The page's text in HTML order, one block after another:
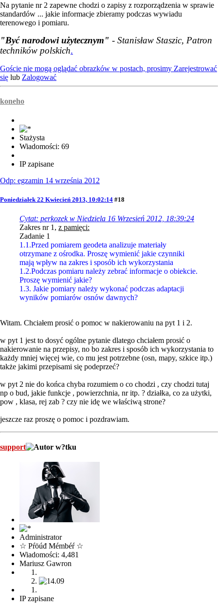
Na pytanie nr 2 zapewne chodzi o zapisy z rozporządzenia w sprawie
standardów ... jakie informacje zbieramy podczas wywiadu
terenowego i pomiaru.
"Być narodowi użytecznym" - Stanisław Staszic, Patron
techników polskich.
Goście nie mogą oglądać obrazków w postach, prosimy Zarejestrować
się lub Zalogować
koneho
Stażysta
Wiadomości: 69
IP zapisane
Odp: egzamin 14 września 2012
Poniedziałek 22 Kwiecień 2013, 10:02:14 #18
Cytat: perkozek w Niedziela 16 Wrzesień 2012, 18:39:24
Zakres nr 1, z pamięci:
Zadanie 1
1.1.Przed pomiarem geodeta analizuje materiały
otrzymane z ośrodka. Proszę wymienić jakie czynniki
mają wpływ na zakres i sposób ich wykorzystania
1.2.Podczas pomiaru należy zebrać informacje o obiekcie.
Proszę wymienić jakie?
1.3. Jakie pomiary należy wykonać podczas adaptacji
wyników pomiarów osnów dawnych?
Witam. Chciałem prosić o pomoc w nakierowaniu na pyt 1 i 2.
w pyt 1 jest to dosyć ogólne pytanie dlatego chciałem prosić o
nakierowanie na przepisy, no bo zakres i sposób ich wykorzystania to
każdy mniej więcej wie, co mu jest potrzebne (osn, mapy, szkice itp.)
także jakimi przepisami się podeprzeć?
w pyt 2 nie do końca chyba rozumiem o co chodzi , czy chodzi tutaj
np o bud, jakie funkcje , powierzchnia, nr itp. ? działka, co za użytki,
pow , klasa, rej zab ? czy nie idę we właściwą strone?
jeszcze raz proszę o pomoc i pozdrawiam.
support
Administrator
☆ Pŕöúđ Mémbéŕ ☆
Wiadomości: 4,481
Mariusz Gawron
IP zapisane